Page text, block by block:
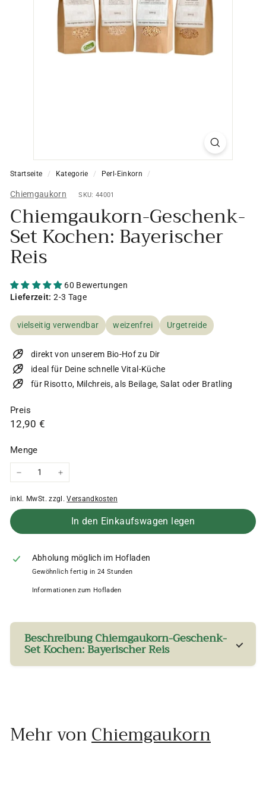
Startseite / Kategorie / Perl-Einkorn /
Chiemgaukorn SKU: 44001
Chiemgaukorn-Geschenk-
Set Kochen: Bayerischer
Reis
60 Bewertungen
Lieferzeit: 2-3 Tage
vielseitig verwendbar weizenfrei Urgetreide
direkt von unserem Bio-Hof zu Dir
ideal für Deine schnelle Vital-Küche
für Risotto, Milchreis, als Beilage, Salat oder Bratling
Preis
Normaler
12,90 €
Menge
inkl. MwSt. zzgl.Versandkosten
In den Einkaufswagen legen
Abholung möglich im Hofladen
Gewöhnlich fertig in 24 Stunden
Informationen zum Hofladen
Beschreibung Chiemgaukorn-Geschenk-
Set Kochen: Bayerischer Reis
Mehr vonChiemgaukorn